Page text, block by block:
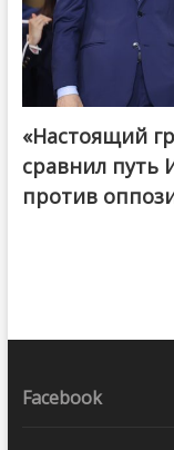
@ქართული ოცნება
«Настоящий
сравнил путь
против
Facebook